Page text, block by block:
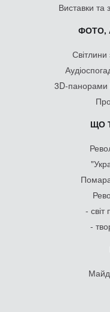
Виставки та
ФОТО,
Світлини
3D-
ЩО
-
-